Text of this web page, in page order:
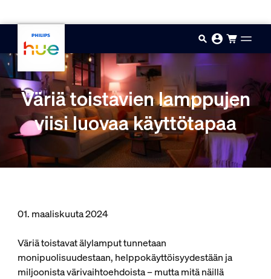
Väriä toistavien lamppujen
viisi luovaa käyttötapaa
01. maaliskuuta 2024
Väriä toistavat älylamput tunnetaan
monipuolisuudestaan, helppokäyttöisyydestään ja
miljoonista värivaihtoehdoista – mutta mitä näillä